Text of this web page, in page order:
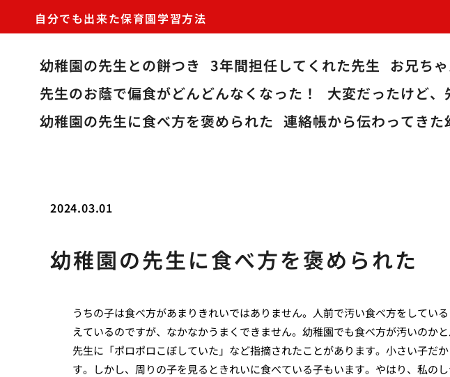
自分でも出来た保育園学習方法
幼稚園の先生との餅つき 3年間担任してくれた先生 お兄ち
先生のお蔭で偏食がどんどんなくなった！
大変だったけど
幼稚園の先生に食べ方を褒められた 連絡帳から伝わってき
2024.03.01
幼稚園の先生に食べ方を褒められた
うちの子は食べ方があまりきれいではありません。人前で汚い食べ方をしてい
えているのですが、なかなかうまくできません。幼稚園でも食べ方が汚いのか
先生に「ポロポロこぼしていた」など指摘されたことがあります。小さい子だ
す。しかし、周りの子を見るときれいに食べている子もいます。やはり、私の